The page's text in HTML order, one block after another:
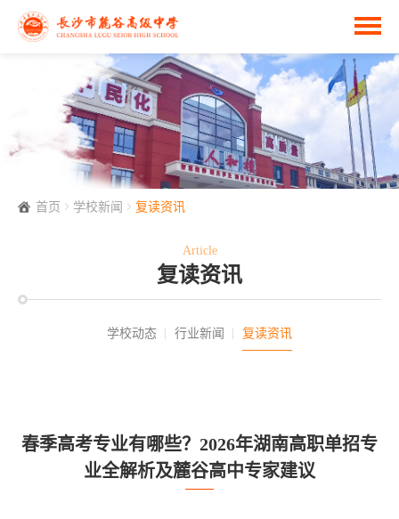
首页 学校新闻 复读资讯
Article
复读资讯
学校动态 行业新闻 复读资讯
春季高考专业有哪些？2026年湖南高职单招专
业全解析及麓谷高中专家建议